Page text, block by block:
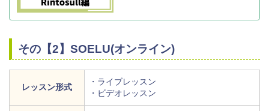
その【2】SOELU(オンライン)
レッスン形式
・ライブレッスン
・ビデオレッスン